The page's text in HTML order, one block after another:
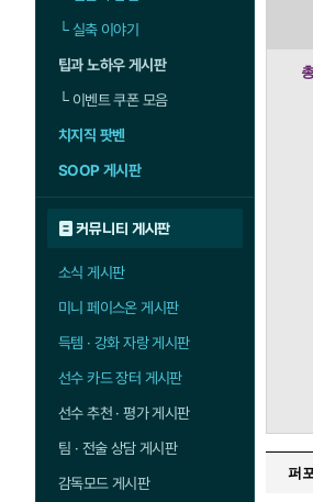
└실축 이야기
팁과 노하우 게시판
└이벤트 쿠폰 모음
치지직 팟벤
SOOP 게시판
커뮤니티 게시판
소식 게시판
미니 페이스온 게시판
득템 · 강화 자랑 게시판
선수 카드 장터 게시판
선수 추천 · 평가 게시판
팀 · 전술 상담 게시판
감독모드 게시판
퍼